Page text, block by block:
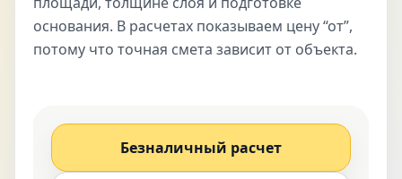
основания. В расчетах показываем цену “от”,
потому что точная смета зависит от объекта.
Безналичный расчет